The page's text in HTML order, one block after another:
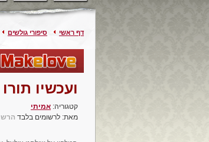
דף ראשי סיפורי גולשים
ועכשיו
קטגוריה: אמיתי
מאת: לרשומים בלבד